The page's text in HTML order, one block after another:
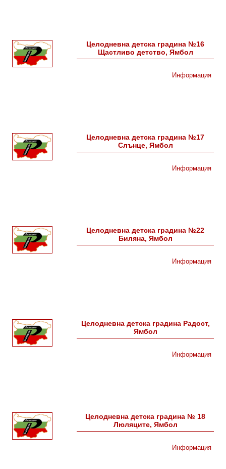
Целодневна детска градина №16
Щастливо детство, Ямбол
Информация
Целодневна детска градина №17
Слънце, Ямбол
Информация
Целодневна детска градина №22
Биляна, Ямбол
Информация
Целодневна детска градина Радост,
Ямбол
Информация
Целодневна детска градина № 18
Люляците, Ямбол
Информация